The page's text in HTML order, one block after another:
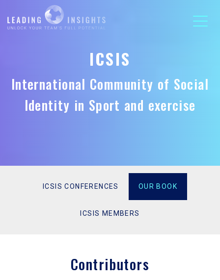
ICSIS
International Community of Social
Identity in Sport and exercise
ICSIS CONFERENCES OUR BOOK
ICSIS MEMBERS
Contributors